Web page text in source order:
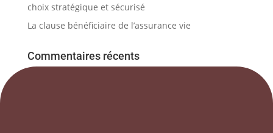
choix stratégique et sécurisé
La clause bénéficiaire de l’assurance vie
Commentaires récents